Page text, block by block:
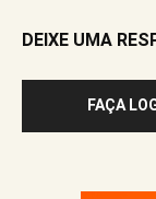
DEIXE UMA
FAÇA